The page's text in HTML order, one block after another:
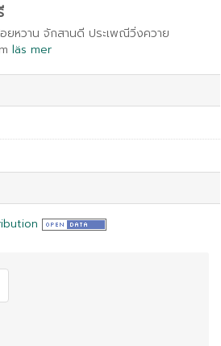
ยหวาน จักสานดี ประเพณีวิ่งควาย
läs mer